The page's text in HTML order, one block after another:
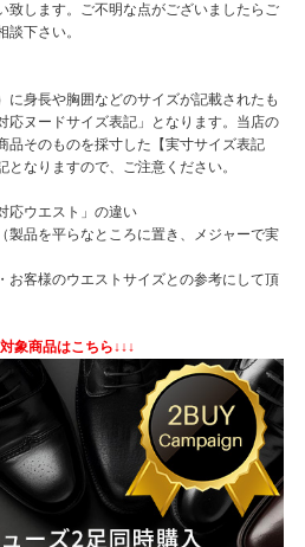
致します。ご不明な点がございましたらご
下さい。
に身長や胸囲などのサイズが記載されたも
応ヌードサイズ表記」となります。当店の
品そのものを採寸した【実寸サイズ表記
となりますので、ご注意ください。
応ウエスト」の違い
製品を平らなところに置き、メジャーで実
お客様のウエストサイズとの参考にして頂
象商品はこちら↓↓↓